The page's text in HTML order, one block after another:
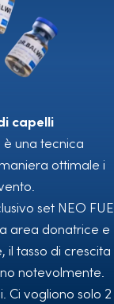
capelli
una tecnica
ottimale i
set NEO FUE
area donatrice e
il tasso di crescita
notevolmente.
Ci vogliono solo 2